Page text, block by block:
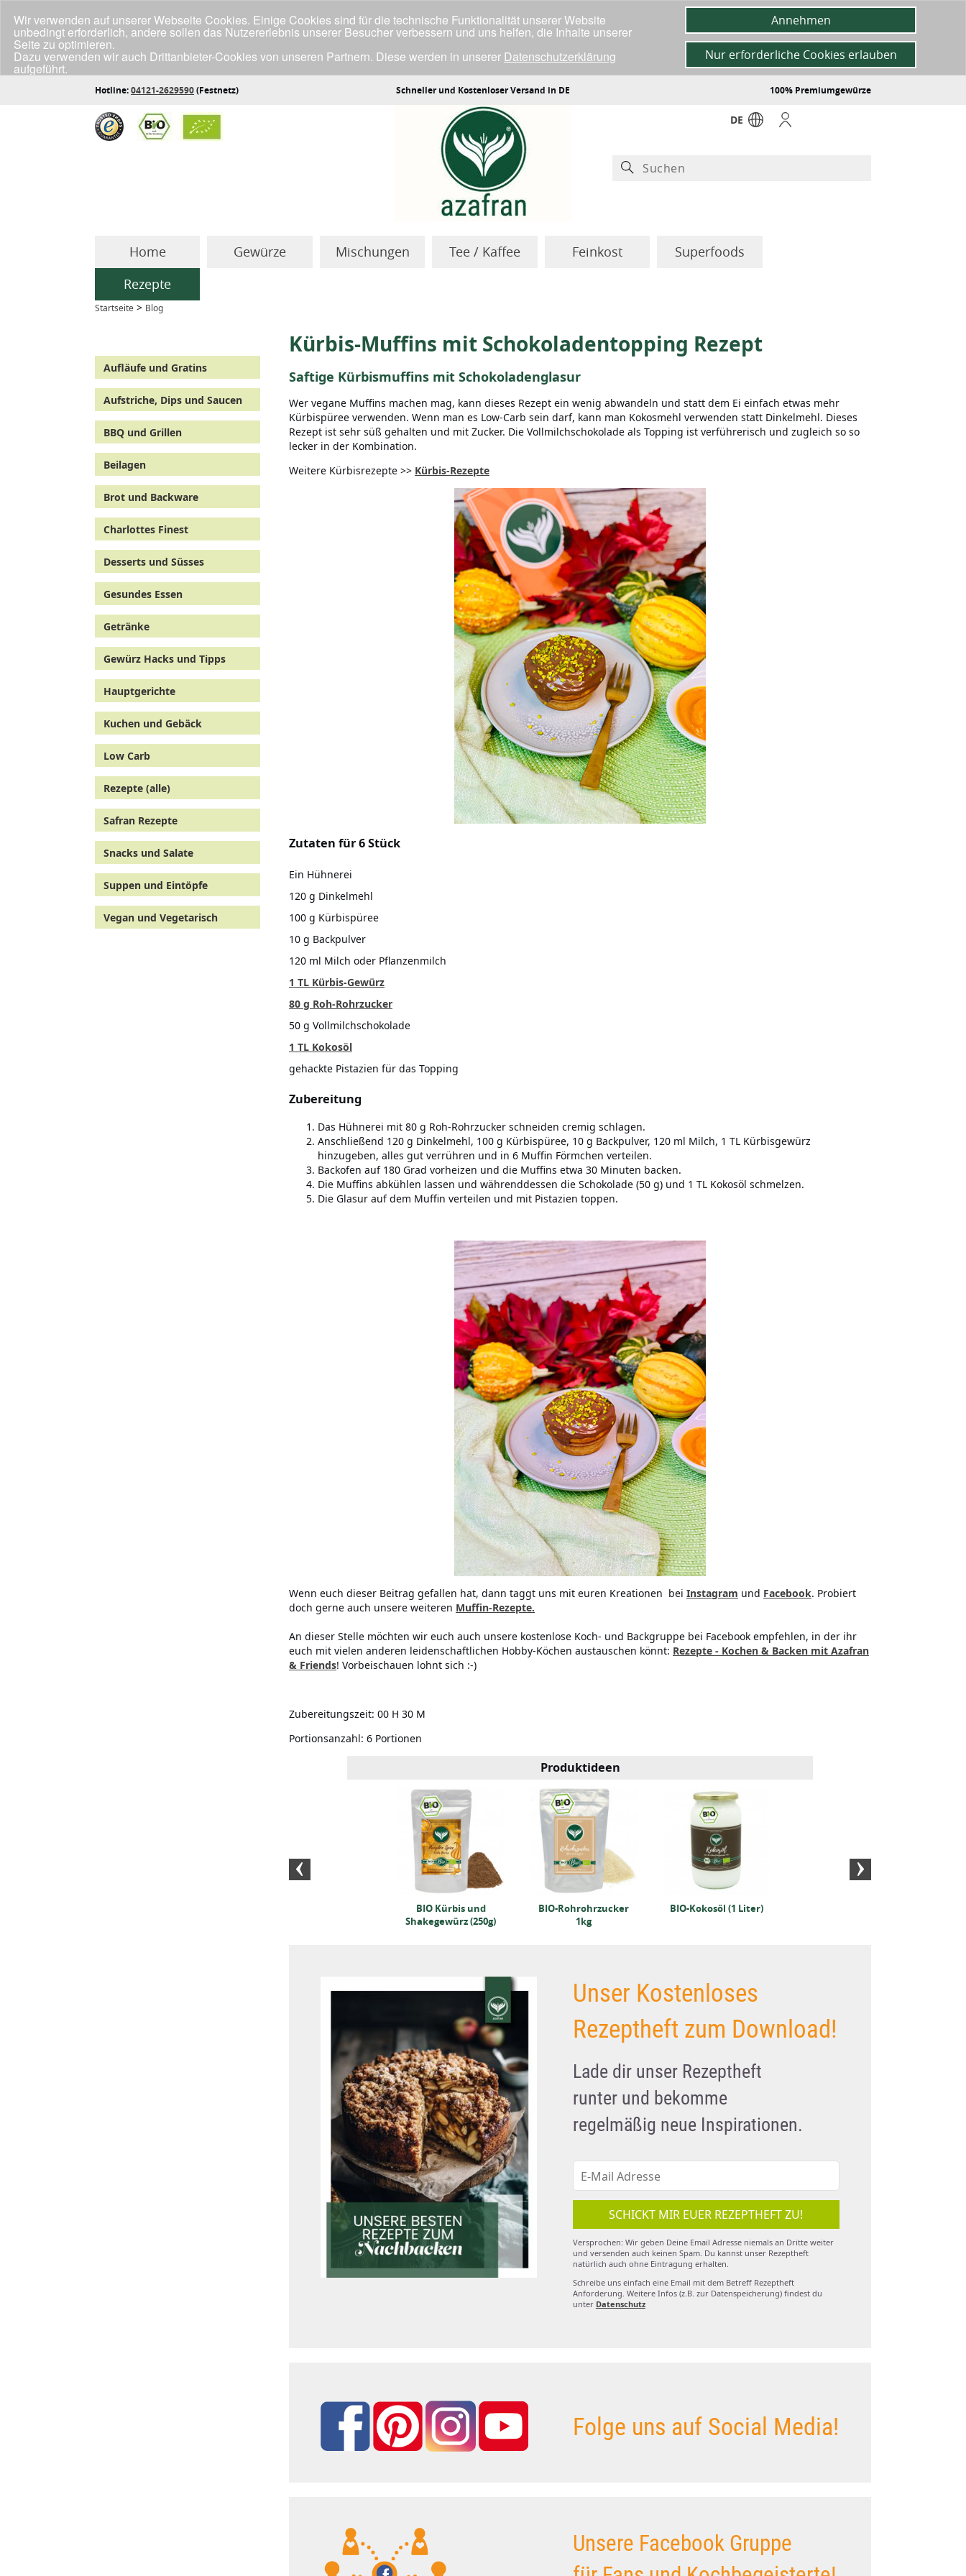
Hotline:04121-2629590(Festnetz) Schneller und Kostenloser Versand in DE 100% Premiumgewürze
DE
Home Gewürze Mischungen Tee / Kaffee Feinkost
Superfoods
Rezepte
Startseite > Blog
Aufläufe und Gratins
Aufstriche, Dips und Saucen
BBQ und Grillen
Beilagen
Brot und Backware
Charlottes Finest
Desserts und Süsses
Gesundes Essen
Getränke
Gewürz Hacks und Tipps
Hauptgerichte
Kuchen und Gebäck
Low Carb
Rezepte (alle)
Safran Rezepte
Snacks und Salate
Suppen und Eintöpfe
Vegan und Vegetarisch
Kürbis-Muffins mit Schokoladentopping Rezept
Saftige Kürbismuffins mit Schokoladenglasur
Wer vegane Muffins machen mag, kann dieses Rezept ein wenig abwandeln und statt dem Ei einfach etwas mehr
Kürbispüree verwenden. Wenn man es Low-Carb sein darf, kann man Kokosmehl verwenden statt Dinkelmehl. Dieses
Rezept ist sehr süß gehalten und mit Zucker. Die Vollmilchschokolade als Topping ist verführerisch und zugleich so so
lecker in der Kombination.
Weitere Kürbisrezepte >> Kürbis-Rezepte
Zutaten für 6 Stück
Ein Hühnerei
120 g Dinkelmehl
100 g Kürbispüree
10 g Backpulver
120 ml Milch oder Pflanzenmilch
1 TL Kürbis-Gewürz
80 g Roh-Rohrzucker
50 g Vollmilchschokolade
1 TL Kokosöl
gehackte Pistazien für das Topping
Zubereitung
Das Hühnerei mit 80 g Roh-Rohrzucker schneiden cremig schlagen.
Anschließend 120 g Dinkelmehl, 100 g Kürbispüree, 10 g Backpulver, 120 ml Milch, 1 TL Kürbisgewürz
hinzugeben, alles gut verrühren und in 6 Muffin Förmchen verteilen.
Backofen auf 180 Grad vorheizen und die Muffins etwa 30 Minuten backen.
Die Muffins abkühlen lassen und währenddessen die Schokolade (50 g) und 1 TL Kokosöl schmelzen.
Die Glasur auf dem Muffin verteilen und mit Pistazien toppen.
Wenn euch dieser Beitrag gefallen hat, dann taggt uns mit euren Kreationen bei Instagram und Facebook. Probiert
doch gerne auch unsere weiteren Muffin-Rezepte.
An dieser Stelle möchten wir euch auch unsere kostenlose Koch- und Backgruppe bei Facebook empfehlen, in der ihr
euch mit vielen anderen leidenschaftlichen Hobby-Köchen austauschen könnt: Rezepte - Kochen & Backen mit Azafran
& Friends! Vorbeischauen lohnt sich :-)
Zubereitungszeit: 00 H 30 M
Portionsanzahl: 6 Portionen
Produktideen
BIO Kürbis und
Shakegewürz (250g)
BIO-Rohrohrzucker
1kg
BIO-Kokosöl (1 Liter)
Unser Kostenloses
Rezeptheft zum Download!
Lade dir unser Rezeptheft
runter und bekomme
regelmäßig neue Inspirationen.
SCHICKT MIR EUER REZEPTHEFT ZU!
Versprochen: Wir geben Deine Email Adresse niemals an Dritte weiter
und versenden auch keinen Spam. Du kannst unser Rezeptheft
natürlich auch ohne Eintragung erhalten.
Schreibe uns einfach eine Email mit dem Betreff Rezeptheft
Anforderung. Weitere Infos (z.B. zur Datenspeicherung) findest du
unter Datenschutz
Folge uns auf Social Media!
Unsere Facebook Gruppe
Wir verwenden auf unserer Webseite Cookies. Einige Cookies sind für die technische Funktionalität unserer Website
unbedingt erforderlich, andere sollen das Nutzererlebnis unserer Besucher verbessern und uns helfen, die Inhalte unserer
Seite zu optimieren.
Dazu verwenden wir auch Drittanbieter-Cookies von unseren Partnern. Diese werden in unserer Datenschutzerklärung
aufgeführt.
Klicke unten auf "Annehmen", wenn du mit der Verwendung aller Cookies einverstanden bist.
Annehmen
Nur erforderliche Cookies erlauben